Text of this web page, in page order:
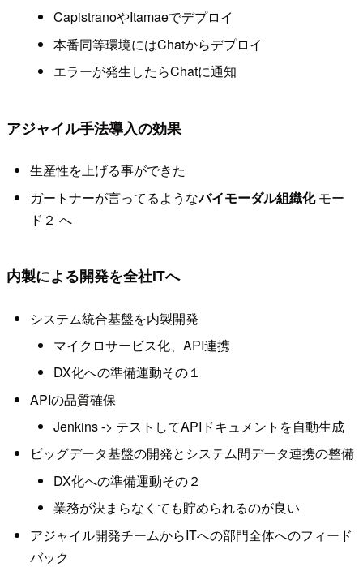
CapistranoやItamaeでデプロイ
本番同等環境にはChatからデプロイ
エラーが発生したらChatに通知
アジャイル手法導入の効果
生産性を上げる事ができた
ガートナーが言ってるようなバイモーダル組織化モー
ド２ へ
内製による開発を全社ITへ
システム統合基盤を内製開発
マイクロサービス化、API連携
DX化への準備運動その１
APIの品質確保
Jenkins -> テストしてAPIドキュメントを自動生成
ビッグデータ基盤の開発とシステム間データ連携の整備
DX化への準備運動その２
業務が決まらなくても貯められるのが良い
アジャイル開発チームからITへの部門全体へのフィード
バック